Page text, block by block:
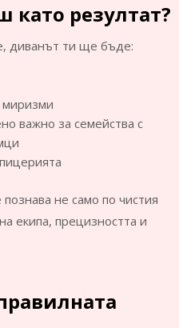
като резултат?
диванът ти ще бъде:
миризми
важно за семейства с
не само по чистия
екипа, прецизността и